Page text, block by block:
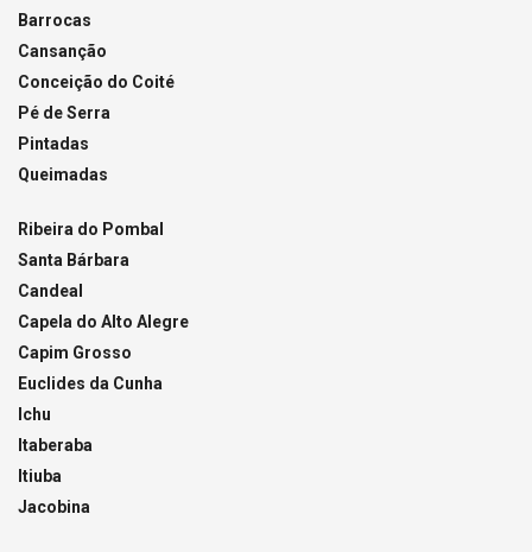
Barrocas
Cansanção
Conceição do Coité
Pé de Serra
Pintadas
Queimadas
Ribeira do Pombal
Santa Bárbara
Candeal
Capela do Alto Alegre
Capim Grosso
Euclides da Cunha
Ichu
Itaberaba
Itiuba
Jacobina